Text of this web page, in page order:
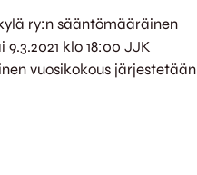
ry:n sääntömääräinen
klo 18:00 JJK
vuosikokous järjestetään
(Microsoft
on tiedotettu